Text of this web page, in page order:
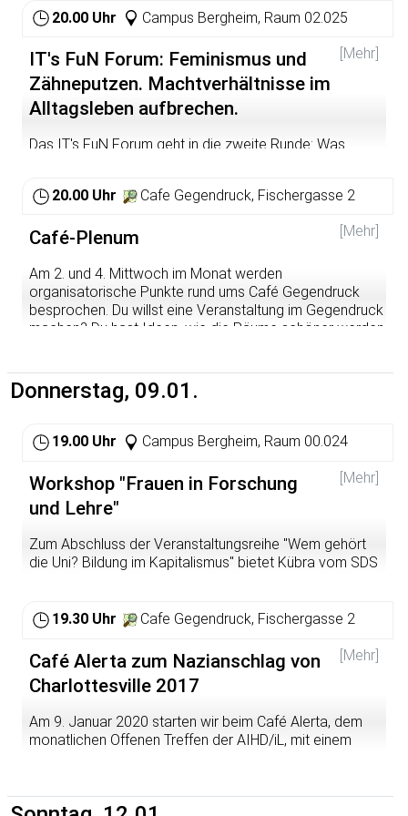
20-economics-anderes-klima-andere-wirtschaft/
einer Demo? Fragen, wie es nach der Festnahme bei der
Blockade weitergeht? Linke Aktivist*innen, die wegen
einer politischen Aktion Repression abbekommen und
Tipps zum Umgang damit benötigen, können von 19.30-
20.30 Uhr im Café Gegendruck Aktive der Roten Hilfe
HD/MA treffen und mit ihnen das weitere Vorgehen
besprechen.
Veranstaltet im Rahmen der Kampagne "Solidarität
20.00 Uhr Campus Bergheim, Raum 02.025
[Mehr]
IT's FuN Forum: Feminismus und
Zähneputzen. Machtverhältnisse im
Alltagsleben aufbrechen.
Das IT's FuN Forum geht in die zweite Runde: Was
Feminismen und Geschlechterrealitäten austauschen.
geschützten und respektvollen Rahmen. Alle
20.00 Uhr Cafe Gegendruck, Fischergasse 2
[Mehr]
Café-Plenum
Am 2. und 4. Mittwoch im Monat werden
organisatorische Punkte rund ums Café Gegendruck
besprochen. Du willst eine Veranstaltung im Gegendruck
machen? Du hast Ideen, wie die Räume schöner werden
Donnerstag, 09.01.
19.00 Uhr Campus Bergheim, Raum 00.024
[Mehr]
Workshop "Frauen in Forschung
und Lehre"
Zum Abschluss der Veranstaltungsreihe "Wem gehört
die Uni? Bildung im Kapitalismus" bietet Kübra vom SDS
Forschung und Lehre an.
https://www.facebook.com/events/729816764188188/
19.30 Uhr Cafe Gegendruck, Fischergasse 2
[Mehr]
Café Alerta zum Nazianschlag von
Charlottesville 2017
Am 9. Januar 2020 starten wir beim Café Alerta, dem
monatlichen Offenen Treffen der AIHD/iL, mit einem
antifaschistische Demonstrant*innen im August 2017 in